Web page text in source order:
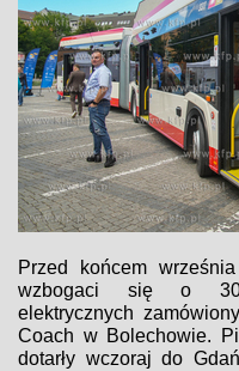
Przed końcem
wzbogaci się o 30
elektrycznych
Coach w Bolechowie.
dotarły wczoraj do